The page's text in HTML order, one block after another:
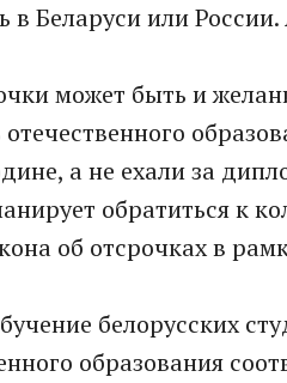
в Беларуси или
может быть и
а не ехали за
обратиться к
об отсрочках в
белорусских
образования